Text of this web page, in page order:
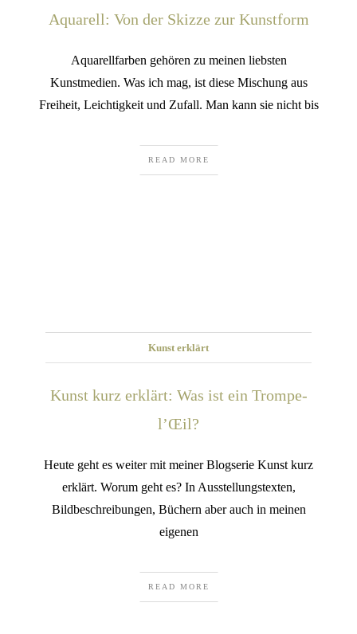
Aquarell: Von der Skizze zur Kunstform
Aquarellfarben gehören zu meinen liebsten
Kunstmedien. Was ich mag, ist diese Mischung aus
Freiheit, Leichtigkeit und Zufall. Man kann sie nicht bis
READ MORE
Kunst erklärt
Kunst kurz erklärt: Was ist ein Trompe-
l’Œil?
Heute geht es weiter mit meiner Blogserie Kunst kurz
erklärt. Worum geht es? In Ausstellungstexten,
Bildbeschreibungen, Büchern aber auch in meinen
eigenen
READ MORE